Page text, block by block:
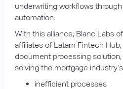
underwriting workflows
automation.
With this alliance, Blanc Labs
affiliates of Latam Fintech Hub,
document processing
solving the mortgage
inefficient processes